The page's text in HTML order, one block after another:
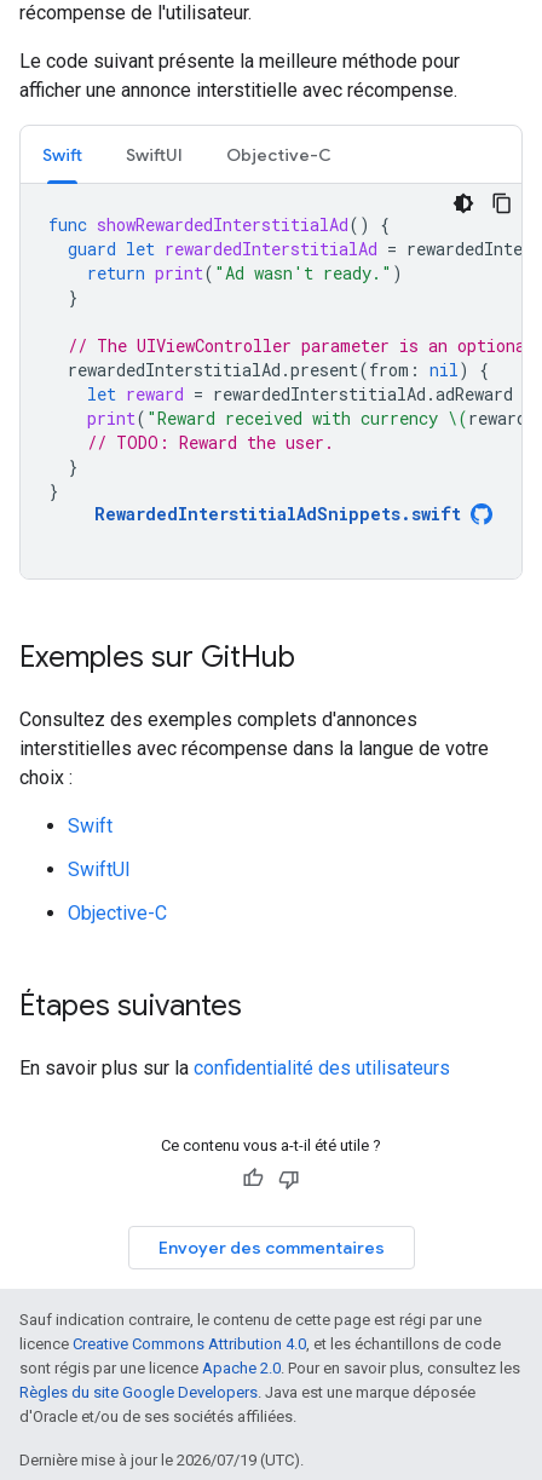
récompense de l'utilisateur.
Le code suivant présente la meilleure méthode pour
afficher une annonce interstitielle avec récompense.
Swift SwiftUI Objective-C
func showRewardedInterstitialAd()
{
guard let rewardedInterstitialAd =
return print( "Ad wasn't ready." )
}
// The UIViewController parameter is an
rewardedInterstitialAd .present(from : nil)
{
let reward = rewardedInterstitialAd .adReward
print( "Reward received with currency \(reward
// TODO: Reward the user.
}
}
RewardedInterstitialAdSnippets.swift
Exemples sur GitHub
Consultez des exemples complets d'annonces
interstitielles avec récompense dans la langue de votre
choix :
Swift
SwiftUI
Objective-C
Étapes suivantes
En savoir plus sur la confidentialité des utilisateurs
Ce contenu vous a-t-il été utile ?
Envoyer des commentaires
Sauf indication contraire, le contenu de cette page est régi par une
licence Creative Commons Attribution 4.0, et les échantillons de code
sont régis par une licence Apache 2.0. Pour en savoir plus, consultez les
Règles du site Google Developers. Java est une marque déposée
d'Oracle et/ou de ses sociétés affiliées.
Dernière mise à jour le 2026/07/19 (UTC).